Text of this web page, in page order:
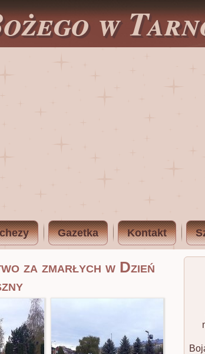
w
Gazetka Kontakt
za zmarłych w Dzień